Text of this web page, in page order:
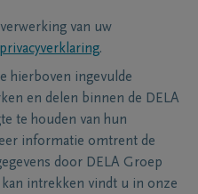
van uw
privacyverklaring.
hierboven ingevulde
en delen binnen de DELA
te houden van hun
informatie omtrent de
door DELA Groep
intrekken vindt u in onze